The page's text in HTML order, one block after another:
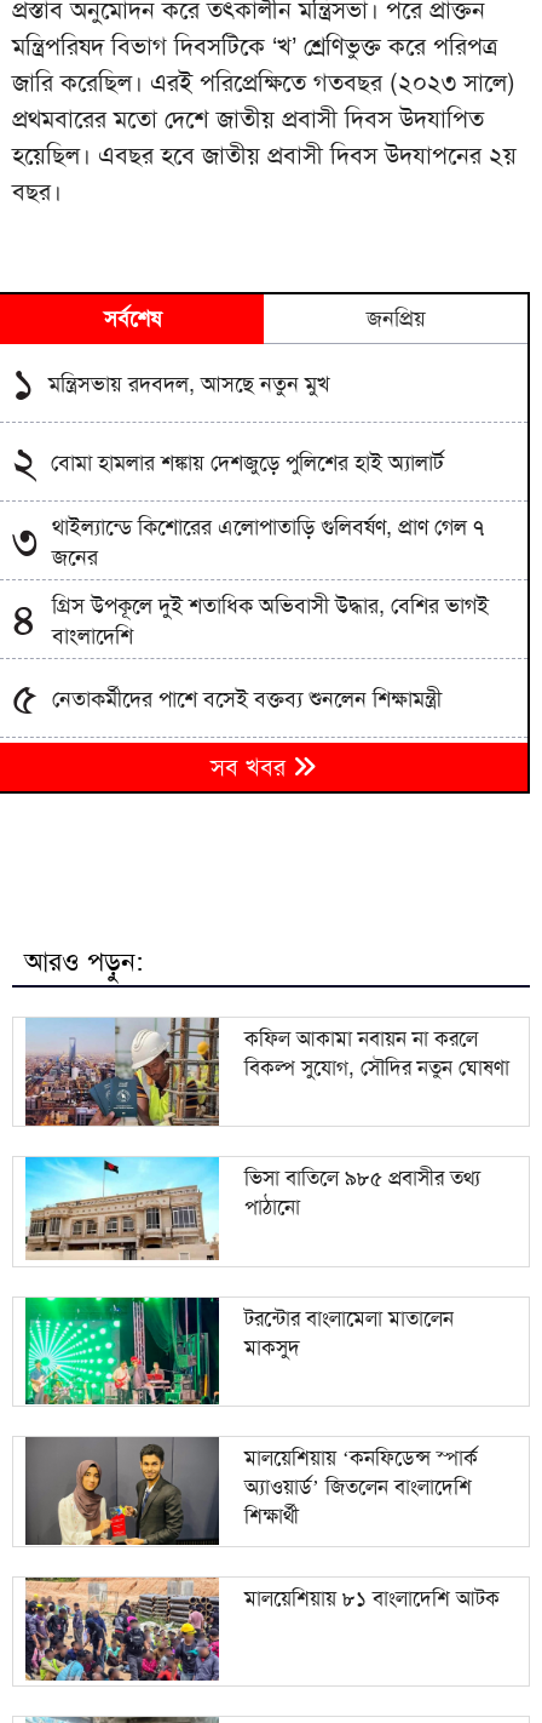
প্রস্তাব অনুমোদন করে তৎকালীন মন্ত্রিসভা। পরে প্রাক্তন
মন্ত্রিপরিষদ বিভাগ দিবসটিকে ‘খ’ শ্রেণিভুক্ত করে পরিপত্র
জারি করেছিল। এরই পরিপ্রেক্ষিতে গতবছর (২০২৩ সালে)
প্রথমবারের মতো দেশে জাতীয় প্রবাসী দিবস উদযাপিত
হয়েছিল। এবছর হবে জাতীয় প্রবাসী দিবস উদযাপনের ২য়
বছর।
সর্বশেষ জনপ্রিয়
১ মন্ত্রিসভায় রদবদল, আসছে নতুন মুখ
২ বোমা হামলার শঙ্কায় দেশজুড়ে পুলিশের হাই অ্যালার্ট
৩ থাইল্যান্ডে কিশোরের এলোপাতাড়ি গুলিবর্ষণ, প্রাণ গেল ৭
জনের
৪
গ্রিস উপকূলে দুই শতাধিক অভিবাসী উদ্ধার, বেশির ভাগই
বাংলাদেশি
৫ নেতাকর্মীদের পাশে বসেই বক্তব্য শুনলেন শিক্ষামন্ত্রী
সিলেটে ছেলে হত্যার বিচার দেখে যেতে পারেননি পিতা
বাঁশখালীতে ছাত্রদলের বর্ণাঢ্য আনন্দ র‍্যালি
৯ ভারতীয় পণ্য ও কাভার্ডভ্যান জব্দ
১০ পাকিস্তানি যুবক ও বাংলাদেশি তরুণীর ‘স্মরণীয়’ বিয়ে
সব খবর
আরও পড়ুন:
কফিল আকামা নবায়ন না করলে
বিকল্প সুযোগ, সৌদির নতুন ঘোষণা
ভিসা বাতিলে ৯৮৫ প্রবাসীর তথ্য
পাঠানো
টরন্টোর বাংলামেলা মাতালেন
মাকসুদ
মালয়েশিয়ায় ‘কনফিডেন্স স্পার্ক
অ্যাওয়ার্ড’ জিতলেন বাংলাদেশি
শিক্ষার্থী
মালয়েশিয়ায় ৮১ বাংলাদেশি আটক